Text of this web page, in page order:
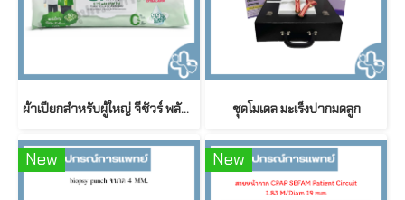
ผ้าเปียกสำหรับผู้ใหญ่ จีชัวร์ พลัส สูตรอ่อนโยนพิเศษ ขนาดใหญ่พิเศษ G sure Plus Adult Wet Wipes (50 ชิ้น/ห่อ) ชุดโมเดล มะเร็งปากมดลูก
New New